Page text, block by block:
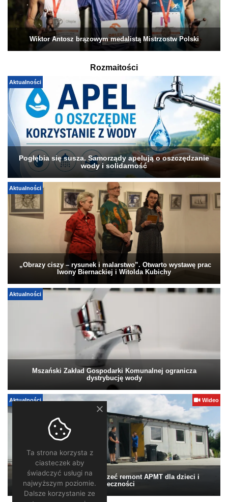
Wiktor Antosz brązowym medalistą Mistrzostw Polski
Rozmaitości
Aktualności
Pogłębia się susza. Samorządy apelują o oszczędzanie
wody i solidarność
Aktualności
„Obrazy ciszy – rysunek i malarstwo”. Otwarto wystawę prac
Iwony Biernackiej i Witolda Kubichy
Aktualności
Mszański Zakład Gospodarki Komunalnej ogranicza
dystrybucję wody
Aktualności Wideo
Pomagamy. Warto wesprzeć remont APMT dla dzieci i
społeczności
Ta strona korzysta z
ciasteczek aby
świadczyć usługi na
najwyższym poziomie.
Dalsze korzystanie ze